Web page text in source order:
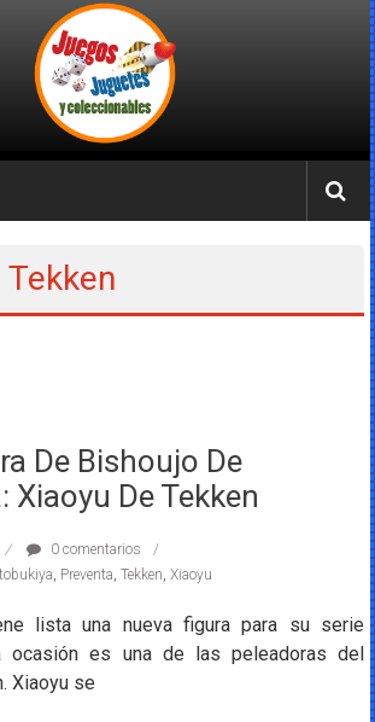
De Bishoujo De
Xiaoyu De Tekken
0 comentarios
, Preventa, Tekken, Xiaoyu
lista una nueva figura para su serie
ocasión es una de las peleadoras del
Xiaoyu se